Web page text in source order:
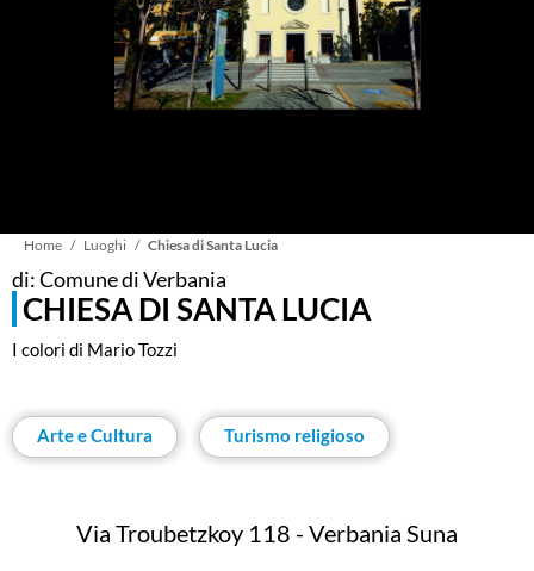
Briciole
di
Home Luoghi Chiesa di Santa Lucia
di: Comune di Verbania
CHIESA DI SANTA LUCIA
I colori di Mario Tozzi
Arte e Cultura Turismo religioso
Via Troubetzkoy 118 - Verbania Suna